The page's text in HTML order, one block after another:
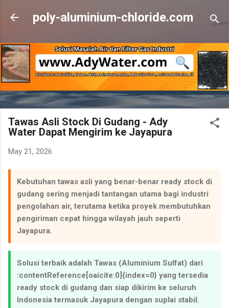
Skip to main content
poly-aluminium-chloride.com
Tawas Asli Stock Di Gudang - Ady
Water Dapat Mengirim ke Jayapura
May 21, 2026
Kebutuhan tawas asli yang benar-benar ready stock di
gudang sering menjadi tantangan utama bagi industri
pengolahan air, terutama ketika proyek membutuhkan
pengiriman cepat hingga wilayah jauh seperti
Jayapura.
Solusi terbaik adalah Tawas (Aluminium Sulfat) dari
:contentReference[oaicite:0]{index=0} yang tersedia
ready stock di gudang dan siap dikirim ke seluruh
Indonesia termasuk Jayapura dengan suplai stabil.